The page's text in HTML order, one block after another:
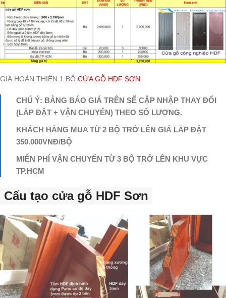
GIÁ HOÀN THIỆN 1 BỘ CỬA GỖ HDF SƠN
CHÚ Ý: BẢNG BÁO GIÁ TRÊN SẼ CẬP NHẬP THAY ĐỔI
(LẮP ĐẶT + VẬN CHUYỂN) THEO SỐ LƯỢNG.
KHÁCH HÀNG MUA TỪ 2 BỘ TRỞ LÊN GIÁ LẮP ĐẶT
350.000VNĐ/BỘ
MIỄN PHÍ VẬN CHUYỂN TỪ 3 BỘ TRỞ LÊN KHU VỰC
TP.HCM
Cấu tạo cửa gỗ HDF Sơn